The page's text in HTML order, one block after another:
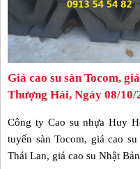
Giá cao su sàn Tocom,
Thượng Hải, Ngày 08/10/
Công ty Cao su nhựa Huy
tuyến sàn Tocom, giá cao
Thái Lan, giá cao su Nhật